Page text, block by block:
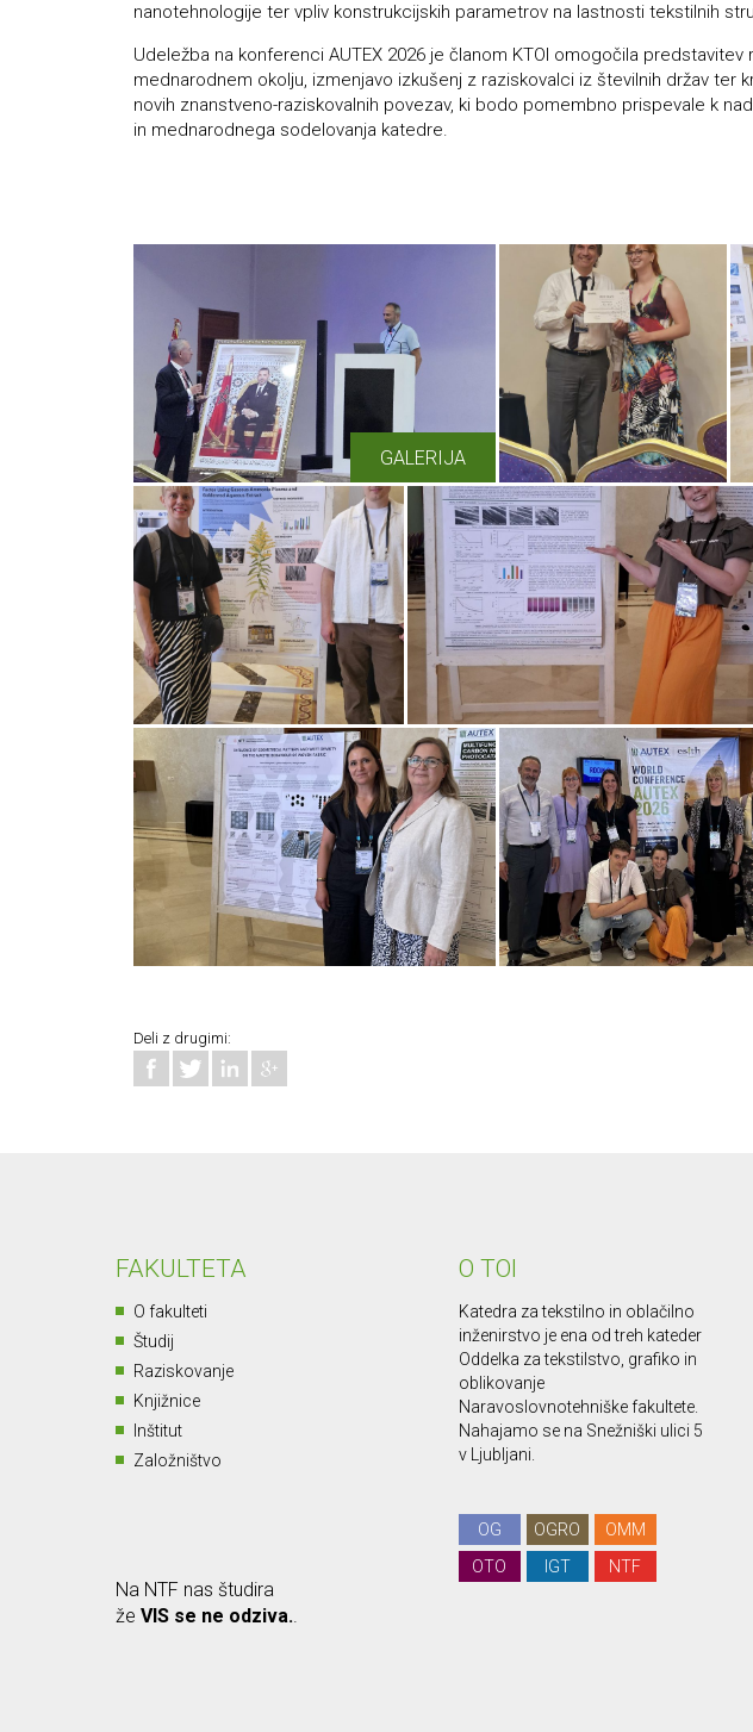
nanotehnologije ter vpliv konstrukcijskih parametrov na lastnosti tekstilnih
Udeležba na konferenci AUTEX 2026 je članom KTOI omogočila predstavitev
mednarodnem okolju, izmenjavo izkušenj z raziskovalci iz številnih držav ter
novih znanstveno-raziskovalnih povezav, ki bodo pomembno prispevale k
in mednarodnega sodelovanja katedre.
GALERIJA
Deli z drugimi:
FAKULTETA
O fakulteti
Študij
Raziskovanje
Knjižnice
Inštitut
Založništvo
O TOI
Katedra za tekstilno in oblačilno
inženirstvo je ena od treh kateder
Oddelka za tekstilstvo, grafiko in
oblikovanje
Naravoslovnotehniške fakultete.
Nahajamo se na Snežniški ulici 5
v Ljubljani.
OG OGRO
OMM
OTO
IGT NTF
Na NTF nas študira
že VIS se ne odziva.